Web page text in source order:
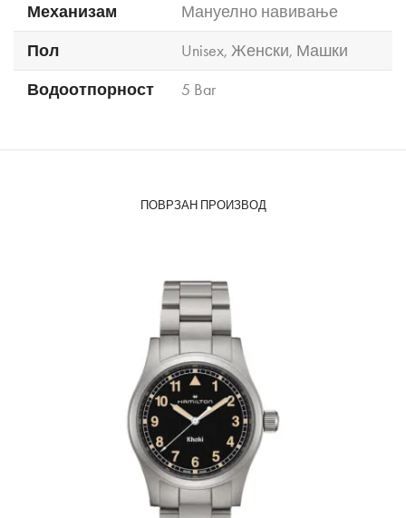
Механизам
Мануелно навивање
Пол
Unisex, Женски, Машки
Водоотпорност
5 Bar
ПОВРЗАН ПРОИЗВОД